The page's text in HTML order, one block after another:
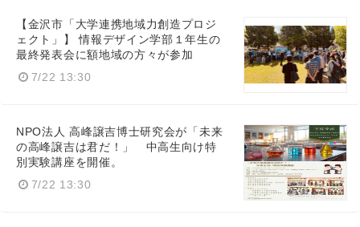
【金沢市「大学連携地域力創造プロジ
ェクト」】 情報デザイン学部１年生の
最終発表会に額地域の方々が参加
7/22 13:30
NPO法人 高峰譲吉博士研究会が「未来
の高峰譲吉は君だ！」 中高生向け特
別実験講座を開催。
7/22 13:30